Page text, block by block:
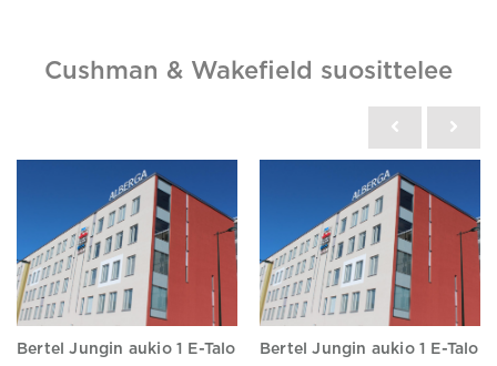
Cushman & Wakefield suosittelee
Bertel Jungin aukio 1 E-Talo Bertel Jungin aukio 1 E-Talo